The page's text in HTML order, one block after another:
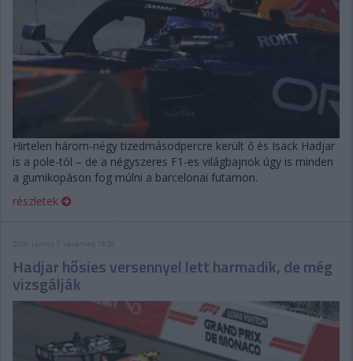
Hirtelen három-négy tizedmásodpercre került ő és Isack Hadjar
is a pole-tól – de a négyszeres F1-es világbajnok úgy is minden
a gumikopáson fog múlni a barcelonai futamon.
részletek
2026. június 7. vasárnap, 18:26
Hadjar hősies versennyel lett harmadik, de még
vizsgálják